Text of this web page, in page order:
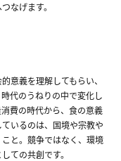
なげます。
意義を理解してもらい、
代のうねりの中で変化し
費の時代から、食の意義
いるのは、国境や宗教や
と。競争ではなく、環境
ての共創です。